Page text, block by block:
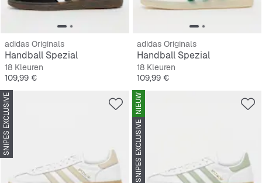
adidas Originals
Handball Spezial
18 Kleuren
Prijs
109,99 €
adidas Originals
Handball Spezial
18 Kleuren
Prijs
109,99 €
SNIPES EXCLUSIVE NIEUW
SNIPES EXCLUSIVE